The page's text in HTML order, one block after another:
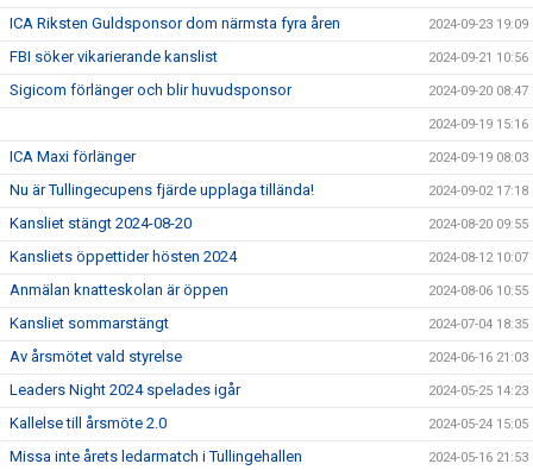
ICA Riksten Guldsponsor dom närmsta fyra åren 2024-09-23 19:09
FBI söker vikarierande kanslist 2024-09-21 10:56
Sigicom förlänger och blir huvudsponsor 2024-09-20 08:47
2024-09-19 15:16
ICA Maxi förlänger 2024-09-19 08:03
Nu är Tullingecupens fjärde upplaga tillända! 2024-09-02 17:18
Kansliet stängt 2024-08-20 2024-08-20 09:55
Kansliets öppettider hösten 2024 2024-08-12 10:07
Anmälan knatteskolan är öppen 2024-08-06 10:55
Kansliet sommarstängt 2024-07-04 18:35
Av årsmötet vald styrelse 2024-06-16 21:03
Leaders Night 2024 spelades igår 2024-05-25 14:23
Kallelse till årsmöte 2.0 2024-05-24 15:05
Missa inte årets ledarmatch i Tullingehallen 2024-05-16 21:53